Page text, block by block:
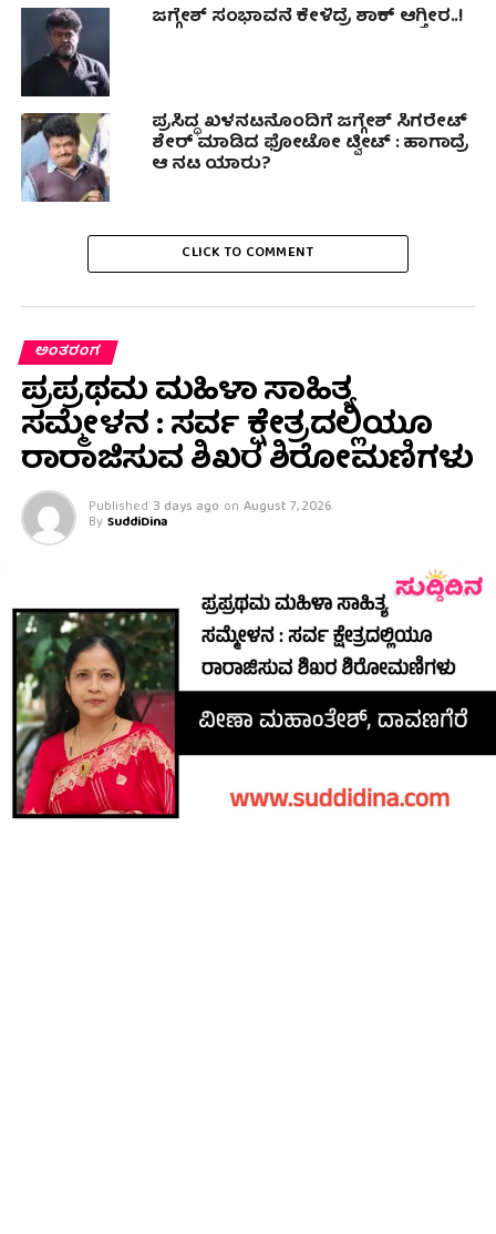
ಜಗ್ಗೇಶ್ ಸಂಭಾವನೆ ಕೇಳಿದ್ರೆ ಶಾಕ್ ಆಗ್ತೀರ..!
ಪ್ರಸಿದ್ಧ ಖಳನಟನೊಂದಿಗೆ ಜಗ್ಗೇಶ್ ಸಿಗರೇಟ್
ಶೇರ್ ಮಾಡಿದ ಫೋಟೋ ಟ್ವೀಟ್ : ಹಾಗಾದ್ರೆ
ಆ ನಟ ಯಾರು?
CLICK TO COMMENT
ಅಂತರಂಗ
ಪ್ರಪ್ರಥಮ ಮಹಿಳಾ ಸಾಹಿತ್ಯ
ಸಮ್ಮೇಳನ : ಸರ್ವ ಕ್ಷೇತ್ರದಲ್ಲಿಯೂ
ರಾರಾಜಿಸುವ ಶಿಖರ ಶಿರೋಮಣಿಗಳು
Published 3 days ago on August 7, 2026
By SuddiDina